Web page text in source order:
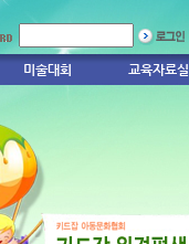
미술대회 교육자료실